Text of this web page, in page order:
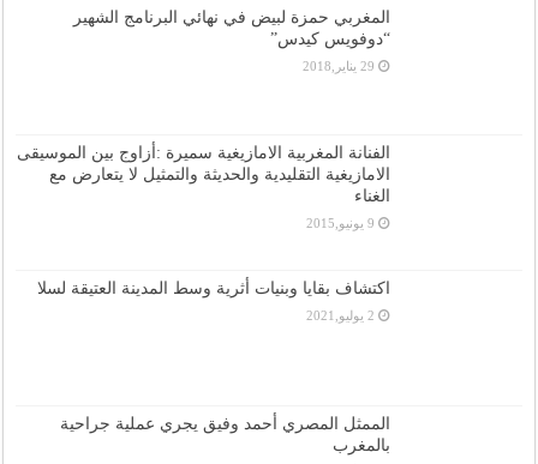
المغربي حمزة لبيض في نهائي البرنامج الشهير
“دوفويس كيدس”
29 يناير,2018
الفنانة المغربية الامازيغية سميرة :أزاوج بين الموسيقى
الامازيغية التقليدية والحديثة والتمثيل لا يتعارض مع
الغناء
9 يونيو,2015
اكتشاف بقايا وبنيات أثرية وسط المدينة العتيقة لسلا
2 يوليو,2021
الممثل المصري أحمد وفيق يجري عملية جراحية
بالمغرب